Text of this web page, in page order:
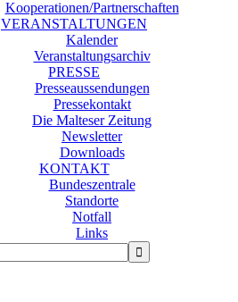
Kooperationen/Partnerschaften
VERANSTALTUNGEN
Kalender
Veranstaltungsarchiv
PRESSE
Presseaussendungen
Pressekontakt
Die Malteser Zeitung
Newsletter
Downloads
KONTAKT
Bundeszentrale
Standorte
Notfall
Links